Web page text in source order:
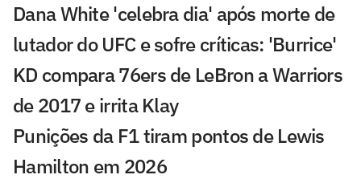
Dana White 'celebra dia' após morte de
lutador do UFC e sofre críticas: 'Burrice'
KD compara 76ers de LeBron a Warriors
de 2017 e irrita Klay
Punições da F1 tiram pontos de Lewis
Hamilton em 2026